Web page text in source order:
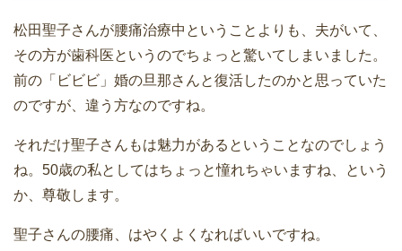
松田聖子さんが腰痛治療中ということよりも、夫がいて、
その方が歯科医というのでちょっと驚いてしまいました。
前の「ビビビ」婚の旦那さんと復活したのかと思っていた
のですが、違う方なのですね。
それだけ聖子さんもは魅力があるということなのでしょう
ね。50歳の私としてはちょっと憧れちゃいますね、という
か、尊敬します。
聖子さんの腰痛、はやくよくなればいいですね。